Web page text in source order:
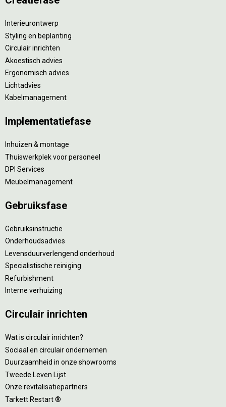
Interieurontwerp
Styling en beplanting
Circulair inrichten
Akoestisch advies
Ergonomisch advies
Lichtadvies
Kabelmanagement
Implementatiefase
Inhuizen & montage
Thuiswerkplek voor personeel
DPI Services
Meubelmanagement
Gebruiksfase
Gebruiksinstructie
Onderhoudsadvies
Levensduurverlengend onderhoud
Specialistische reiniging
Refurbishment
Interne verhuizing
Circulair inrichten
Wat is circulair inrichten?
Sociaal en circulair ondernemen
Duurzaamheid in onze showrooms
Tweede Leven Lijst
Onze revitalisatiepartners
Tarkett Restart ®